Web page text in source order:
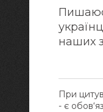
наших
При
- є